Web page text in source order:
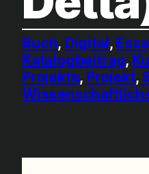
Buch, Digital,
Katalogbeitrag,
Projekte, Projekt,